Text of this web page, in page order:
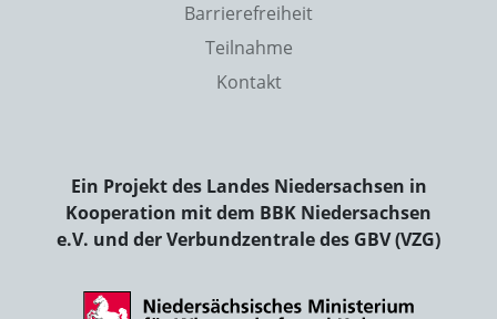
Barrierefreiheit
Teilnahme
Kontakt
Ein Projekt des Landes Niedersachsen in
Kooperation mit dem BBK Niedersachsen
e.V. und der Verbundzentrale des GBV (VZG)